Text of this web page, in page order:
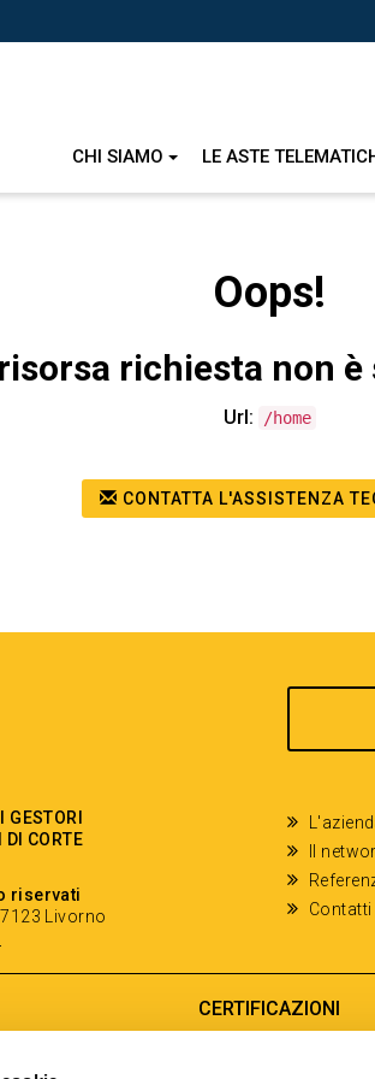
CHI SIAMO LE ASTE
Oops!
richiesta non
Url: /home
CONTATTA L'ASSISTENZA
DI CORTE
riservati
Livorno
Il
Contatti
CERTIFICAZIONI